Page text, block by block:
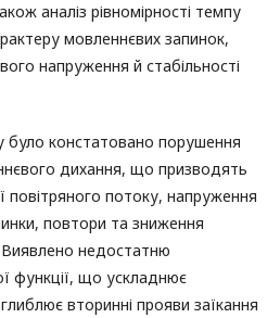
аналіз рівномірності темпу
мовленнєвих запинок,
напруження й стабільності
було констатовано порушення
дихання, що призводять
повітряного потоку, напруження
повтори та зниження
Виявлено недостатню
функції, що ускладнює
вторинні прояви заїкання